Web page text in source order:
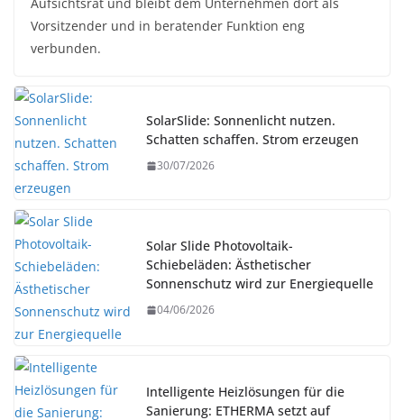
Vorsitzender und in beratender Funktion eng
verbunden.
SolarSlide: Sonnenlicht nutzen.
Schatten schaffen. Strom erzeugen
30/07/2026
Solar Slide Photovoltaik-
Schiebeläden: Ästhetischer
Sonnenschutz wird zur Energiequelle
04/06/2026
Intelligente Heizlösungen für die
Sanierung: ETHERMA setzt auf